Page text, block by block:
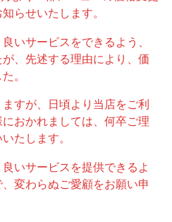
らせいたします。
いサービスをできるよう、
、先述する理由により、価
。
すが、日頃より当店をご利
おかれましては、何卒ご理
たします。
いサービスを提供できるよ
変わらぬご愛顧をお願い申